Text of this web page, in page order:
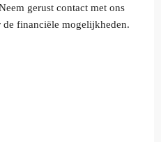
gerust contact met ons
financiële mogelijkheden.